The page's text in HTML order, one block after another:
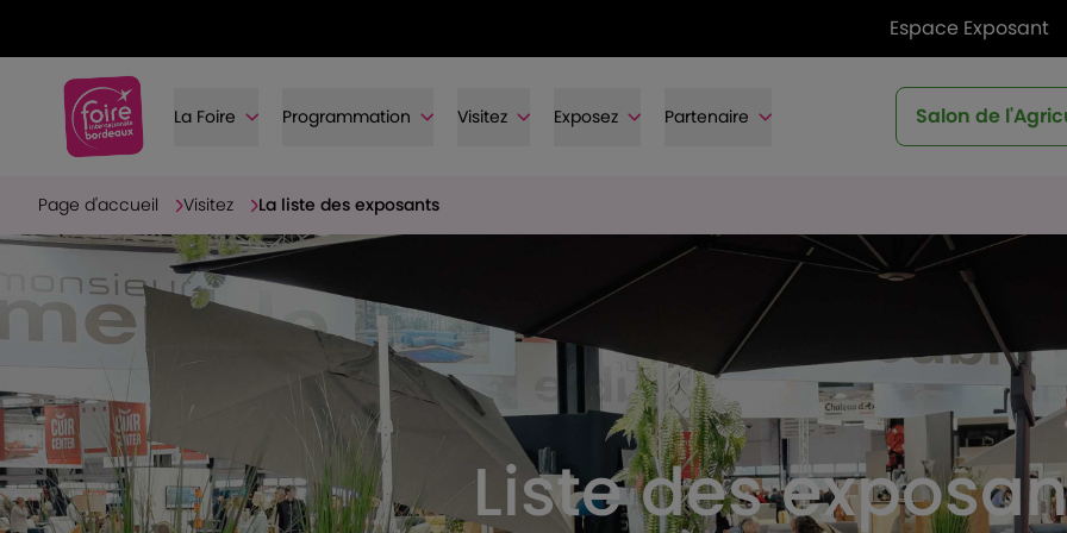
Espace Exposant
La Foire Programmation Visitez Exposez Partenaire Salon de
Page d'accueil Visitez La liste des exposants
Liste des